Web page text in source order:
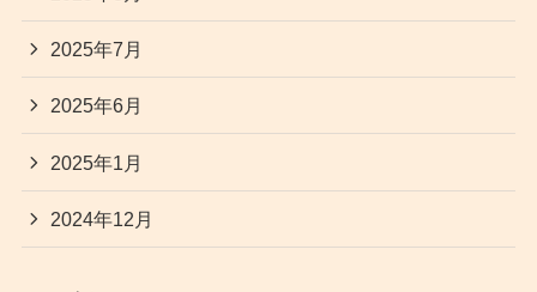
2025年7月
2025年6月
2025年1月
2024年12月